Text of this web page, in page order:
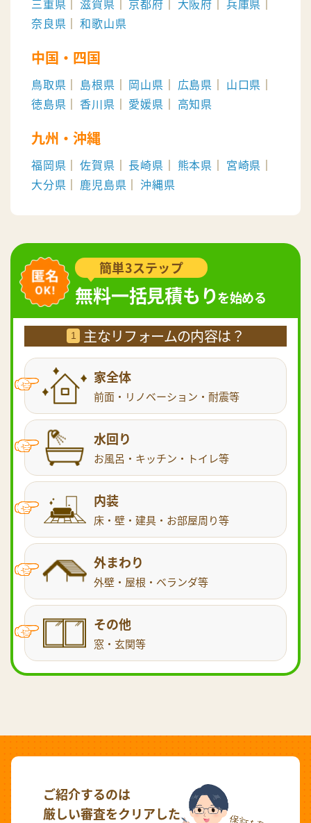
簡単3ステップ
無料一括見積もりを始める
1 主なリフォームの内容は？
家全体
前面・リノベーション・耐震等
水回り
お風呂・キッチン・トイレ等
内装
床・壁・建具・お部屋周り等
外まわり
外壁・屋根・ベランダ等
その他
窓・玄関等
奈良県
和歌山県
中国・四国
鳥取県 島根県 岡山県 広島県
山口県
徳島県
香川県 愛媛県 高知県
九州・沖縄
福岡県 佐賀県 長崎県 熊本県
宮崎県
大分県
鹿児島県 沖縄県
ご紹介するのは
厳しい審査をクリアした